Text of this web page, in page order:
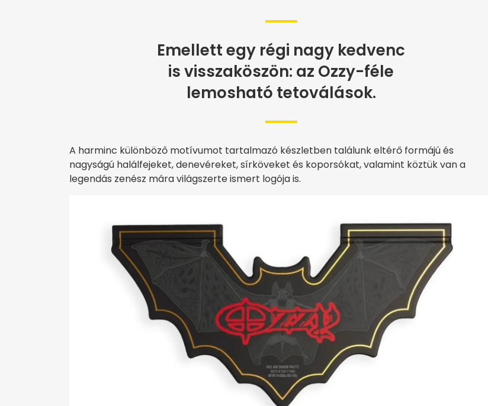
Emellett egy régi nagy kedvenc
is visszaköszön: az Ozzy-féle
lemosható tetoválások.
A harminc különböző motívumot tartalmazó készletben találunk eltérő formájú és
nagyságú halálfejeket, denevéreket, sírköveket és koporsókat, valamint köztük van a
legendás zenész mára világszerte ismert logója is.